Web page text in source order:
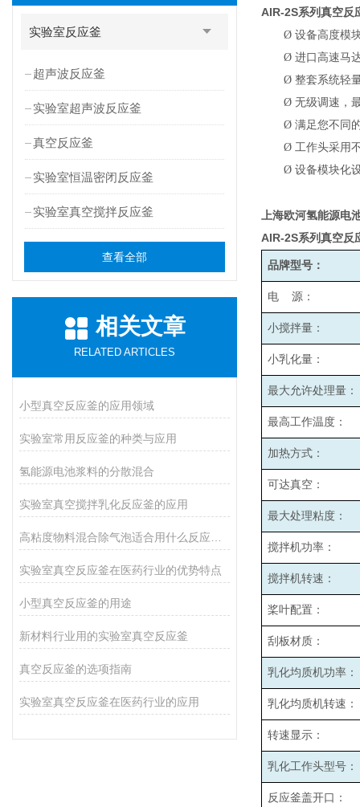
实验室反应釜
超声波反应釜
实验室超声波反应釜
真空反应釜
实验室恒温密闭反应釜
实验室真空搅拌反应釜
查看全部
相关文章
RELATED ARTICLES
小型真空反应釜的应用领域
实验室常用反应釜的种类与应用
氢能源电池浆料的分散混合
实验室真空搅拌乳化反应釜的应用
实验室真空反应釜在医药行业的优势特点
小型真空反应釜的用途
新材料行业用的实验室真空反应釜
真空反应釜的选项指南
实验室真空反应釜在医药行业的应用
AIR-2S系列真空反
Ø 设备高度模
Ø 进口高速马
Ø 整套系统轻
Ø 无级调速，
Ø 满足您不同
Ø 工作头采用
Ø 设备模块化
上海欧河氢能源
AIR-2S系列真空反
品牌型号：
电 源：
小搅拌量：
小乳化量：
最大允许处理量：
最高工作温度：
加热方式：
可达真空：
最大处理粘度：
搅拌机功率：
搅拌机转速：
桨叶配置：
刮板材质：
乳化均质机功率：
乳化均质机转速：
转速显示：
乳化工作头型号：
反应釜盖开口：